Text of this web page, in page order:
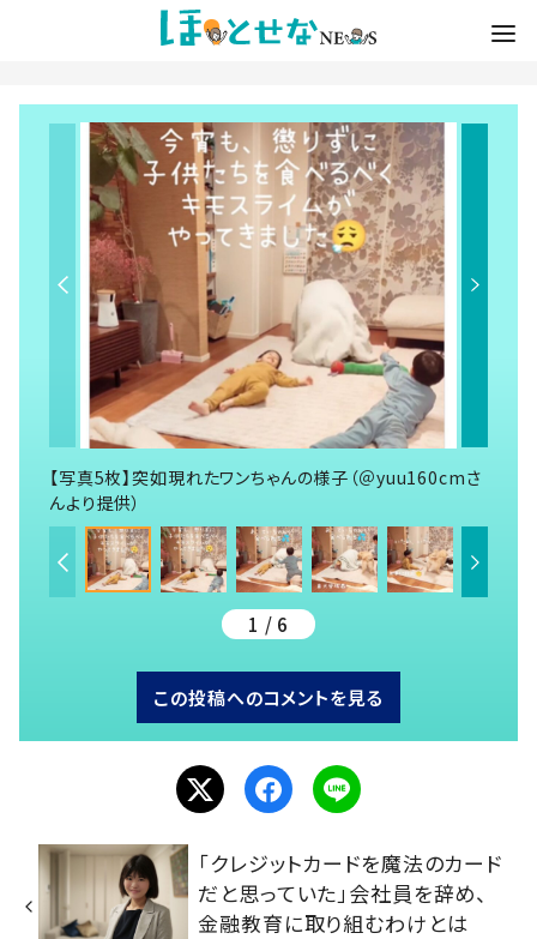
【写真5枚】突如現れたワンちゃんの様子（＠yuu160cmさ
んより提供）
1 / 6
この投稿へのコメントを見る
「クレジットカードを魔法のカード
だと思っていた」会社員を辞め、
金融教育に取り組むわけとは